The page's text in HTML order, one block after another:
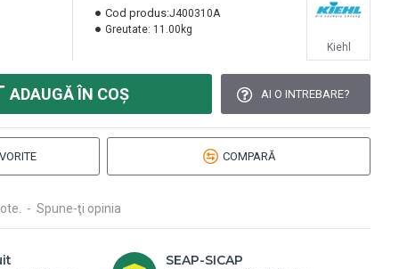
- Spune-ţi opinia
Cod produs:J400310A
Greutate: 11.00kg
Kiehl
ADAUGĂ ÎN COŞ AI O INTREBARE?
COMPARĂ
SEAP-SICAP